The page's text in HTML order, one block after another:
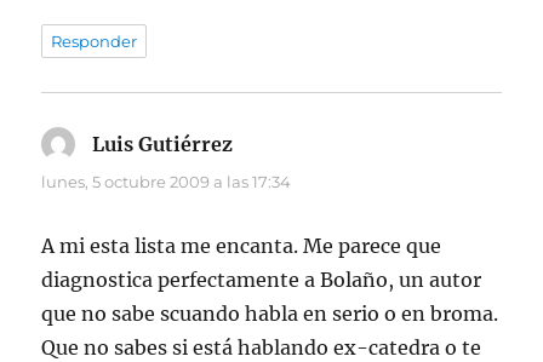
Responder
Luis Gutiérrez
lunes, 5 octubre 2009 a las 17:34
A mi esta lista me encanta. Me parece que
diagnostica perfectamente a Bolaño, un autor
que no sabe scuando habla en serio o en broma.
Que no sabes si está hablando ex-catedra o te